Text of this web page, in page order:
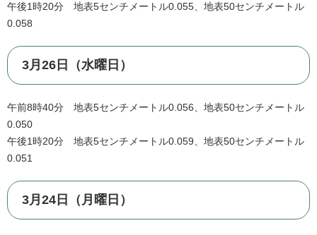
午後1時20分 地表5センチメートル0.055、地表50センチメートル
0.058
3月26日（水曜日）
午前8時40分 地表5センチメートル0.056、地表50センチメートル
0.050
午後1時20分 地表5センチメートル0.059、地表50センチメートル
0.051
3月24日（月曜日）